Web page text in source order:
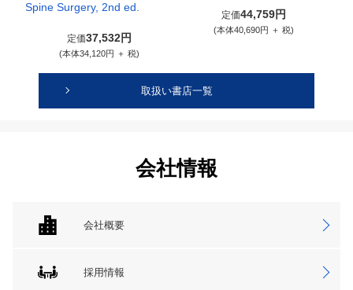
Spine Surgery, 2nd ed.
定価37,532円
(本体34,120円 ＋ 税)
定価44,759円
(本体40,690円 ＋ 税)
取扱い書店一覧
会社情報
会社概要
採用情報